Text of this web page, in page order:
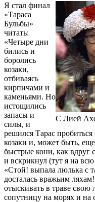
С Лией
Я стал финал
«Тараса
Бульбы»
читать:
«Четыре дни
бились и
боролись
козаки,
отбиваясь
кирпичами и
каменьями. Но
истощились
запасы и
силы, и
решился Тарас
козаки и, может быть,
быстрые кони, как вдруг
и вскрикнул (тут я на
«Стой! выпала люлька с
досталась вражьим
отыскивать в траве
сопутницу на морях и на